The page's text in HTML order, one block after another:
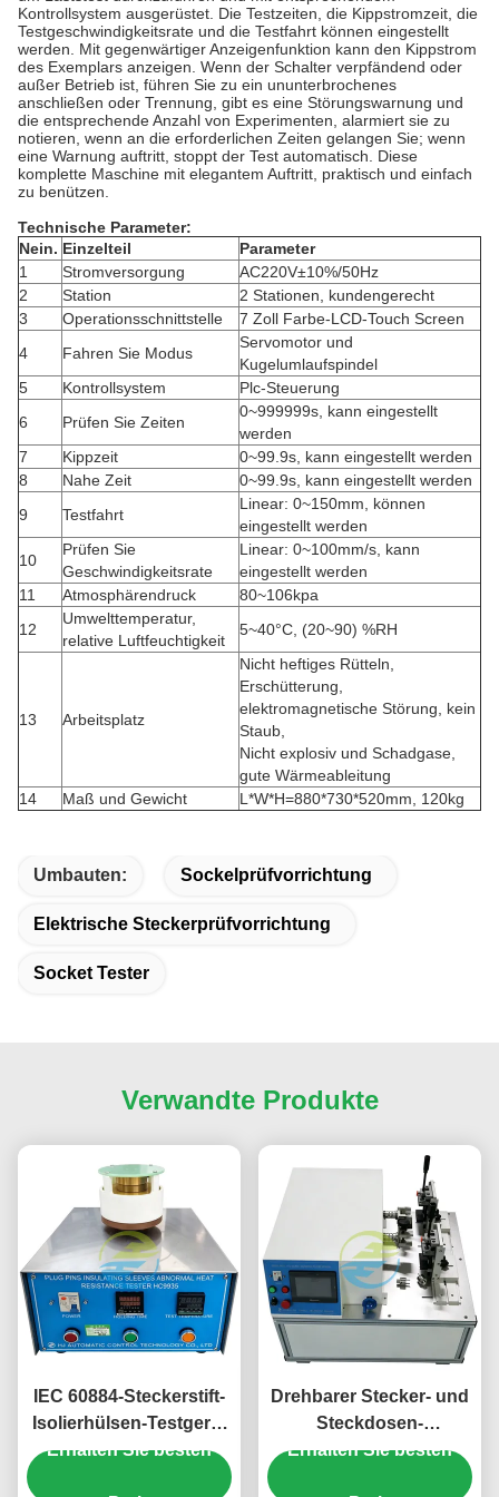
Kontrollsystem ausgerüstet. Die Testzeiten, die Kippstromzeit, die
Testgeschwindigkeitsrate und die Testfahrt können eingestellt
werden. Mit gegenwärtiger Anzeigenfunktion kann den Kippstrom
des Exemplars anzeigen. Wenn der Schalter verpfändend oder
außer Betrieb ist, führen Sie zu ein ununterbrochenes
anschließen oder Trennung, gibt es eine Störungswarnung und
die entsprechende Anzahl von Experimenten, alarmiert sie zu
notieren, wenn an die erforderlichen Zeiten gelangen Sie; wenn
eine Warnung auftritt, stoppt der Test automatisch. Diese
komplette Maschine mit elegantem Auftritt, praktisch und einfach
zu benützen.
Technische Parameter:
Nein. Einzelteil
Parameter
1
Stromversorgung
AC220V±10%/50Hz
2
Station
2 Stationen, kundengerecht
3
Operationsschnittstelle
7 Zoll Farbe-LCD-Touch Screen
4
Fahren Sie Modus
Servomotor und
Kugelumlaufspindel
5
Kontrollsystem
Plc-Steuerung
6
Prüfen Sie Zeiten
0~999999s, kann eingestellt
werden
7
Kippzeit
0~99.9s, kann eingestellt werden
8
Nahe Zeit
0~99.9s, kann eingestellt werden
9
Testfahrt
Linear: 0~150mm, können
eingestellt werden
10
Prüfen Sie
Geschwindigkeitsrate
Linear: 0~100mm/s, kann
eingestellt werden
11
Atmosphärendruck
80~106kpa
12
Umwelttemperatur,
relative Luftfeuchtigkeit
5~40°C, (20~90) %RH
13 Arbeitsplatz
Nicht heftiges Rütteln,
Erschütterung,
elektromagnetische Störung, kein
Staub,
Nicht explosiv und Schadgase,
gute Wärmeableitung
14
Maß und Gewicht L*W*H=880*730*520mm, 120kg
Umbauten: Sockelprüfvorrichtung
Elektrische Steckerprüfvorrichtung
Socket Tester
Verwandte Produkte
IEC 60884-Steckerstift-
Isolierhülsen-Testgerät
für abnormale
Erhalten Sie besten
Drehbarer Stecker- und
Steckdosen-
Ausdauertester für die
Erhalten Sie besten